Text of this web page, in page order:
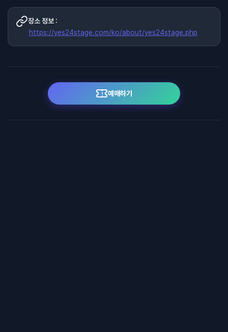
장소 정보 :
https://yes24stage.com/ko/about/yes24stage.php
예매하기